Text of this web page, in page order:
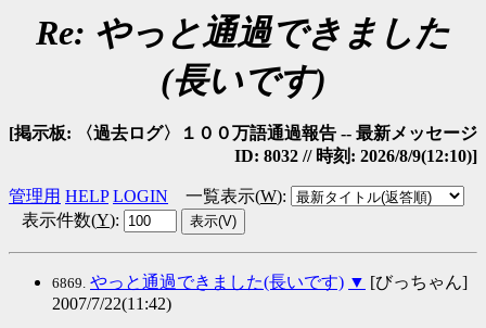
Re: やっと通過できました
(長いです)
[掲示板: 〈過去ログ〉１００万語通過報告 -- 最新メッセージ
ID: 8032 // 時刻: 2026/8/9(12:10)]
管理用 HELP LOGIN 一覧表示(W):
表示件数(Y):
6869. やっと通過できました(長いです) ▼ [びっちゃん]
2007/7/22(11:42)